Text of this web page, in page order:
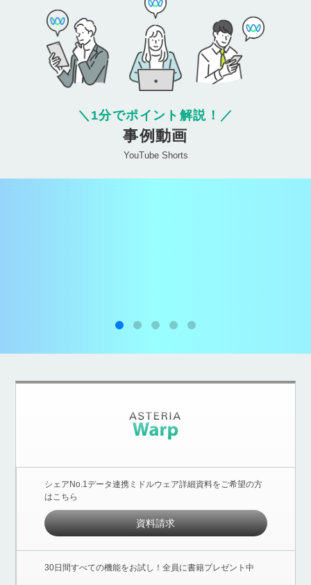
＼ 1分でポイント解説！ ／
事例動画
YouTube Shorts
シェアNo.1データ連携ミドルウェア詳細資料をご希望の方
はこちら
資料請求
30日間すべての機能をお試し！全員に書籍プレゼント中